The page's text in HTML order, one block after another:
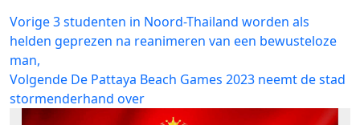
Bericht
navigatie
VorigeVorig
bericht:
3 studenten in Noord-Thailand worden als
helden geprezen na reanimeren van een bewusteloze
man,
Volgende Volgend
bericht:
De Pattaya Beach Games 2023 neemt de stad
stormenderhand over